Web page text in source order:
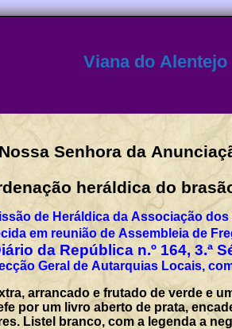
Viana do Alentejo
Nossa Senhora da
heráldica do
de Heráldica da Associação
em reunião de Assembleia de
da República n.º 164, 3.ª
Geral de Autarquias Locais,
arrancado e frutado de verde e
por um livro aberto de prata,
Listel branco, com a legenda a